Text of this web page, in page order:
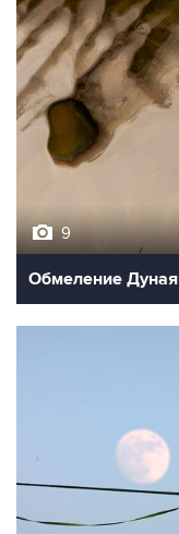
9
Обмеление Дуная